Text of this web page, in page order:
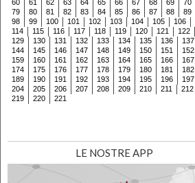
60 61 62 63 64 65 66 67 68 69 70
79
80 81 82 83 84 85 86 87 88 89
98
99 100 101 102 103 104 105 106
114
115 116 117 118 119 120 121 122
129
130 131 132 133 134 135 136 137
144
145 146 147 148 149 150 151 152
159
160 161 162 163 164 165 166 167
174
175 176 177 178 179 180 181 182
189
190 191 192 193 194 195 196 197
204
205 206 207 208 209 210 211 212
219
220
221
LE NOSTRE APP